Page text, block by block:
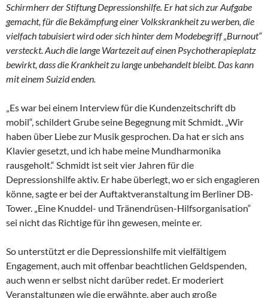
Schirmherr der Stiftung Depressionshilfe. Er hat sich zur Aufgabe
gemacht, für die Bekämpfung einer Volkskrankheit zu werben, die
vielfach tabuisiert wird oder sich hinter dem Modebegriff „Burnout“
versteckt. Auch die lange Wartezeit auf einen Psychotherapieplatz
bewirkt, dass die Krankheit zu lange unbehandelt bleibt. Das kann
mit einem Suizid enden.
„Es war bei einem Interview für die Kundenzeitschrift db
mobil“, schildert Grube seine Begegnung mit Schmidt. „Wir
haben über Liebe zur Musik gesprochen. Da hat er sich ans
Klavier gesetzt, und ich habe meine Mundharmonika
rausgeholt.“ Schmidt ist seit vier Jahren für die
Depressionshilfe aktiv. Er habe überlegt, wo er sich engagieren
könne, sagte er bei der Auftaktveranstaltung im Berliner DB-
Tower. „Eine Knuddel- und Tränendrüsen-Hilfsorganisation“
sei nicht das Richtige für ihn gewesen, meinte er.
So unterstützt er die Depressionshilfe mit vielfältigem
Engagement, auch mit offenbar beachtlichen Geldspenden,
auch wenn er selbst nicht darüber redet. Er moderiert
Veranstaltungen wie die erwähnte, aber auch große